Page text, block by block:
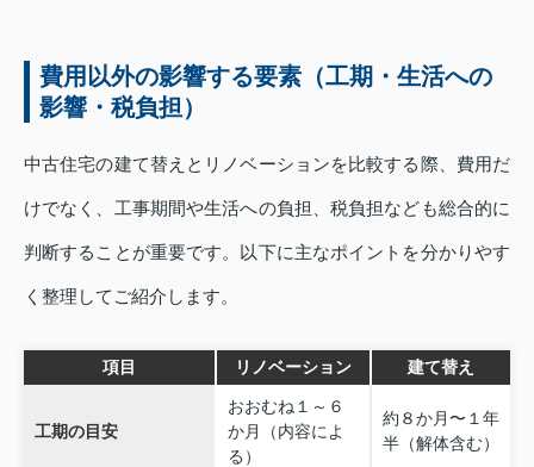
費用以外の影響する要素（工期・生活への
影響・税負担）
中古住宅の建て替えとリノベーションを比較する際、費用だ
けでなく、工事期間や生活への負担、税負担なども総合的に
判断することが重要です。以下に主なポイントを分かりやす
く整理してご紹介します。
項目 リノベーション 建て替え
工期の目安
おおむね１～６
か月（内容によ
る）
約８か月〜１年
半（解体含む）